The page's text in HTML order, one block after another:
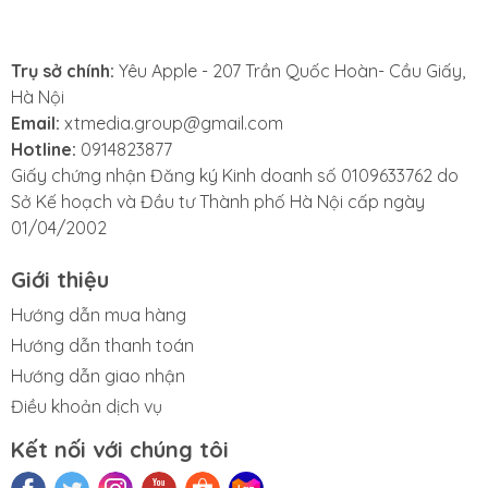
tốt.
- Cảm ứng vẫn nhạy, không bị đơ hay loạn.
- Kính bị trầy xước nặng, gây khó chịu khi sử dụng
hoặc ảnh hưởng đến hiển thị.
- Kính bị bong keo, có bọt khí hoặc bụi lọt vào giữa
lớp kính và màn hình.
- Máy từng thay kính trước đó nhưng sử dụng kính
kém chất lượng, dễ vỡ lại.
3. Những lưu ý trước khi thay ép kính
iPhone 16 Pro Max
Trụ sở chính: Yêu Apple - 207 Trần Quốc Hoàn- Cầu Giấy,
Hà Nội
Email: xtmedia.group@gmail.com
Hotline: 0914823877
Giấy chứng nhận Đăng ký Kinh doanh số 0109633762 do
Sở Kế hoạch và Đầu tư Thành phố Hà Nội cấp ngày
01/04/2002
Giới thiệu
Hướng dẫn mua hàng
Hướng dẫn thanh toán
Hướng dẫn giao nhận
Điều khoản dịch vụ
Kết nối với chúng tôi